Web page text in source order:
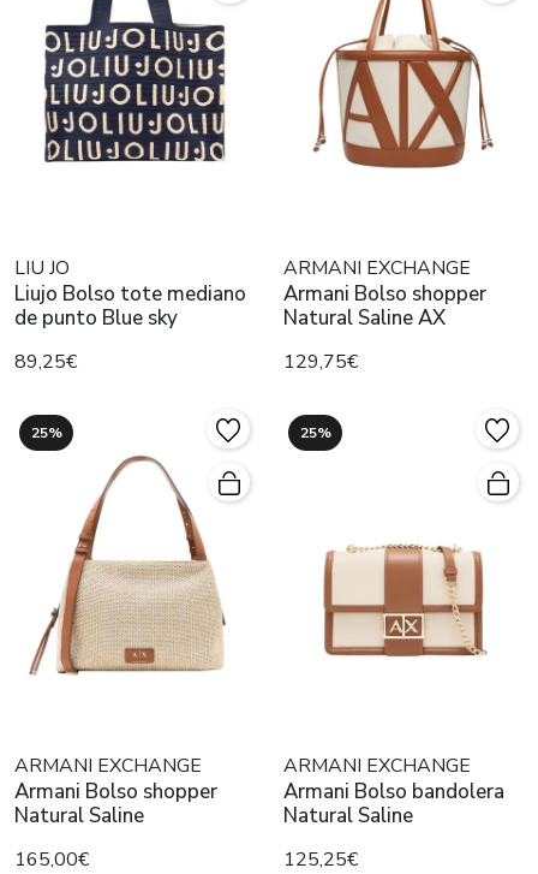
LIU JO
Liujo Bolso tote mediano
de punto Blue sky
89,25€
ARMANI EXCHANGE
Armani Bolso shopper
Natural Saline AX
129,75€
25%
ARMANI EXCHANGE
Armani Bolso shopper
Natural Saline
165,00€
25%
ARMANI EXCHANGE
Armani Bolso bandolera
Natural Saline
125,25€